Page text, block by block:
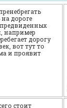
дороге
например
дорогу
вот тут то
и проявит
стоит